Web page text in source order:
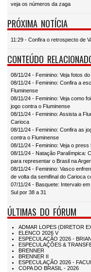
veja os números da zaga
PRÓXIMA NOTÍCIA
11:29 - Confira o retrospecto de
CONTEÚDO
08/11/24 - Feminino: Veja fotos
08/11/24 - Feminino: Confira a
Fluminense
08/11/24 - Feminino: Veja como
jogo contra o Fluminense
08/11/24 - Feminino: Assista a
Carioca
08/11/24 - Feminino: Confira as
contra o Fluminense
08/11/24 - Feminino: Veja o
08/11/24 - Natação Paralímpica:
para representar o Brasil na
08/11/24 - Feminino: Vasco
de volta da semifinal do Carioca
07/11/24 - Basquete: Intervalo
Sul por 38 a 31
ÚLTIMAS DO FÓRUM